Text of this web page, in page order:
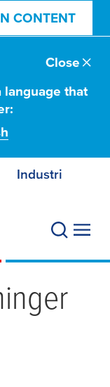
CONTENT
language that
Close
Industri